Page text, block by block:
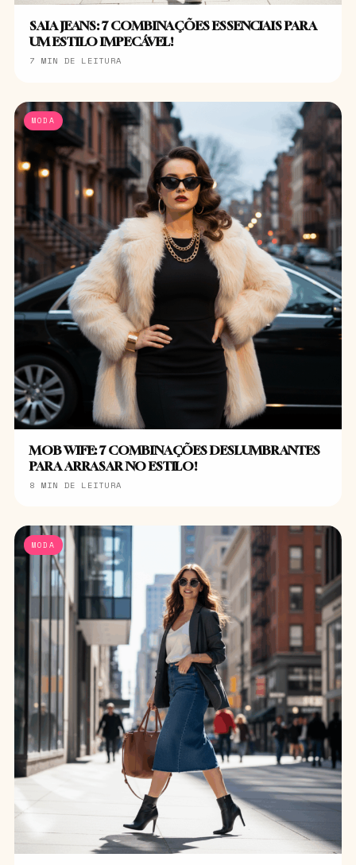
SAIA JEANS: 7 COMBINAÇÕES ESSENCIAIS PARA
UM ESTILO IMPECÁVEL!
7 MIN DE LEITURA
MODA
MOB WIFE: 7 COMBINAÇÕES DESLUMBRANTES
PARA ARRASAR NO ESTILO!
8 MIN DE LEITURA
MODA